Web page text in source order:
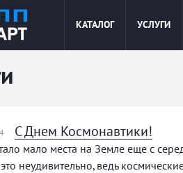
КАТАЛОГ УСЛУГИ
С Днем Космонавтики!
мало места на Земле еще с
неудивительно, ведь